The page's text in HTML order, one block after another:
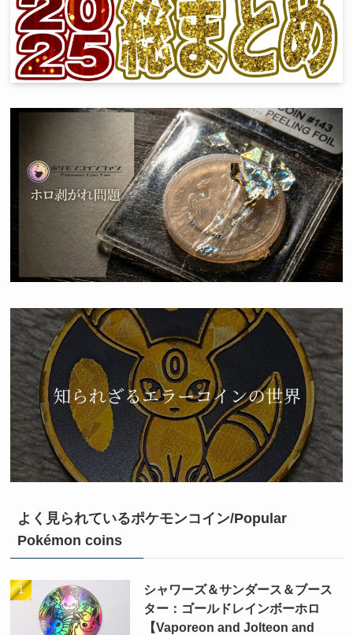
よく見られているポケモンコイン/Popular
Pokémon coins
シャワーズ＆サンダース＆ブース
ター：ゴールドレインボーホロ
【Vaporeon and Jolteon and